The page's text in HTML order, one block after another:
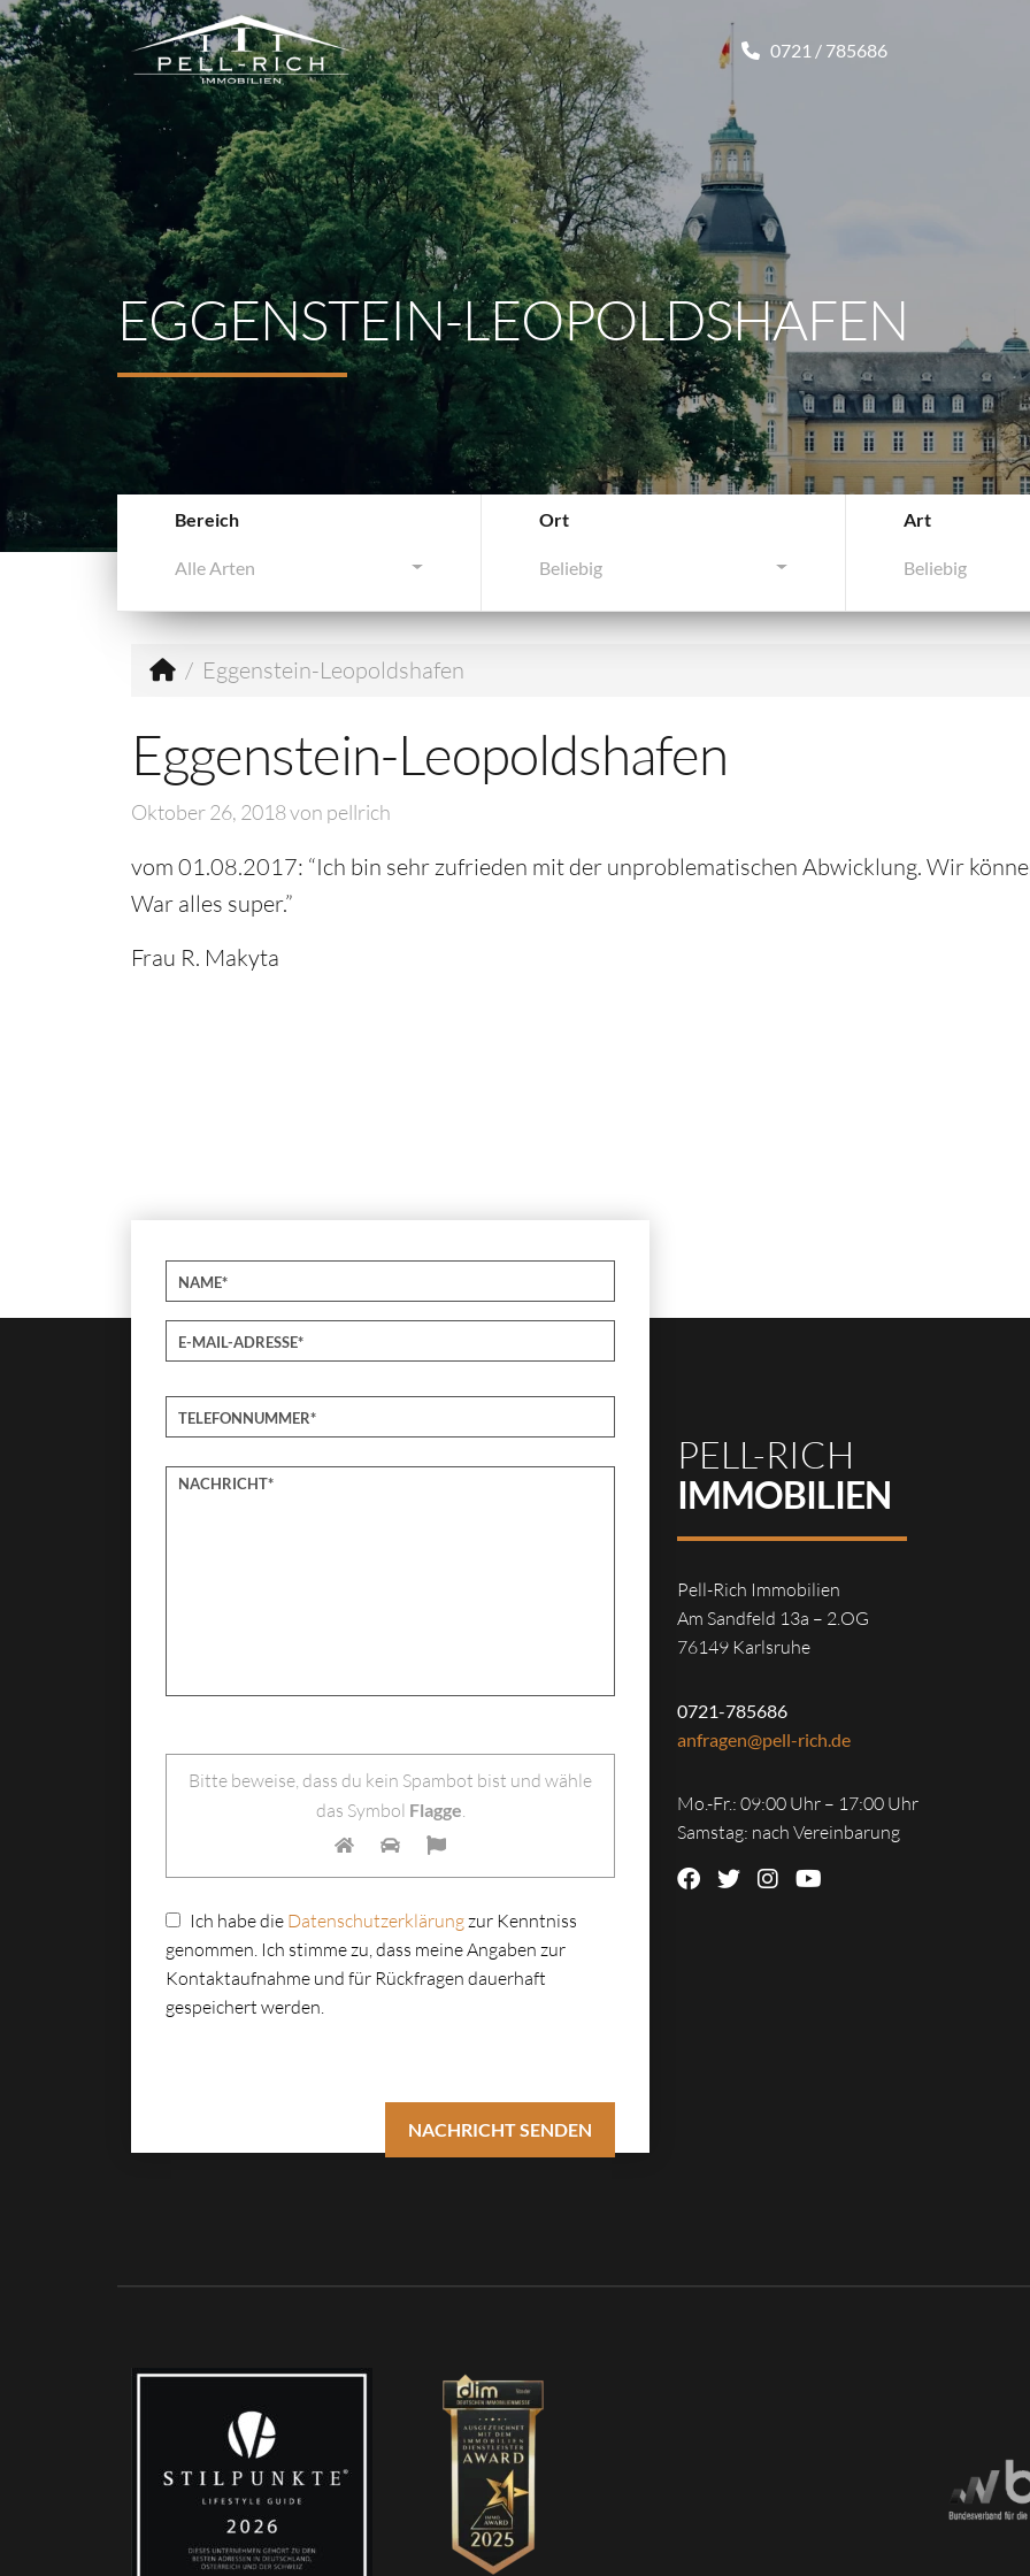
0721 / 785686
EGGENSTEIN-LEOPOLDSHAFEN
Bereich
Alle Arten
Ort
Beliebig
Art
Beliebig
Eggenstein-Leopoldshafen
Eggenstein-Leopoldshafen
Oktober 26, 2018von pellrich
vom 01.08.2017: “Ich bin sehr zufrieden mit der unproblematischen Abwicklung. Wir
War alles super.”
Frau R. Makyta
Bitte beweise, dass du kein Spambot bist und wähle
das Symbol Flagge.
Ich habe die Datenschutzerklärungzur Kenntniss
genommen. Ich stimme zu, dass meine Angaben zur
Kontaktaufnahme und für Rückfragen dauerhaft
gespeichert werden.
PELL-RICH
IMMOBILIEN
Pell-Rich Immobilien
Am Sandfeld 13a – 2.OG
76149 Karlsruhe
0721-785686
anfragen@pell-rich.de
Mo.-Fr.: 09:00 Uhr – 17:00 Uhr
Samstag: nach Vereinbarung